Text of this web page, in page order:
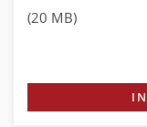
(20 MB)